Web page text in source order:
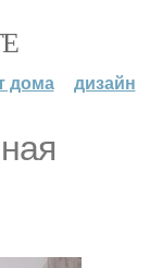
дома дизайн